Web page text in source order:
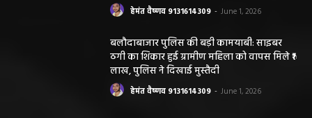
हेमंत वैष्णव 9131614309 - June 1, 2026
बलौदाबाजार पुलिस की बड़ी कामयाबी: साइबर
ठगी का शिकार हुई ग्रामीण महिला को वापस मिले ₹1
लाख, पुलिस ने दिखाई मुस्तैदी
हेमंत वैष्णव 9131614309 - June 1, 2026